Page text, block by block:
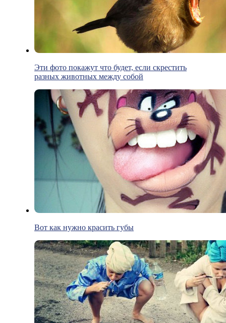
Эти фото покажут что будет, если скрестить
разных животных между собой
Вот как нужно красить губы